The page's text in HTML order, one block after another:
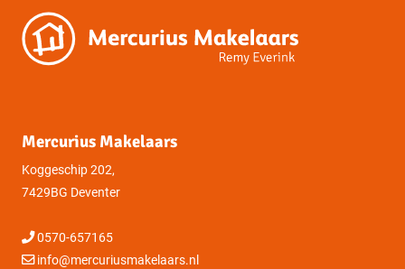
Perceelnummer
Mercurius Makelaars
Koggeschip 202,
7429BG Deventer
0570-657165
info@mercuriusmakelaars.nl